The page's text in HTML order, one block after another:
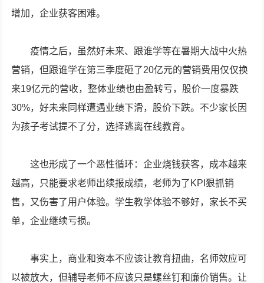
增加，企业获客困难。
疫情之后，虽然好未来、跟谁学等在暑期大战中火热
营销，但跟谁学在第三季度砸了20亿元的营销费用仅仅换
来19亿元的营收，整体业绩也由盈转亏，股价一度暴跌
30%，好未来同样遭遇业绩下滑，股价下跌。不少家长因
为孩子考试提不了分，选择逃离在线教育。
这也形成了一个恶性循环：企业烧钱获客，成本越来
越高，只能要求老师出续报成绩，老师为了KPI狠抓销
售，又伤害了用户体验。学生教学体验不够好，家长不买
单，企业继续亏损。
事实上，商业和资本不应该让教育扭曲，名师效应可
以被放大，但辅导老师不应该只是螺丝钉和廉价销售。让